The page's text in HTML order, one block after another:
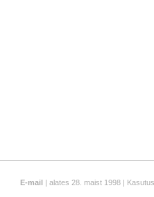
E-mail | alates 28. maist 1998 |